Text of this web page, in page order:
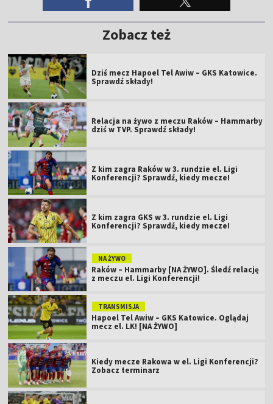
Zobacz też
Dziś mecz Hapoel Tel Awiw – GKS Katowice.
Sprawdź składy!
Relacja na żywo z meczu Raków – Hammarby
dziś w TVP. Sprawdź składy!
Z kim zagra Raków w 3. rundzie el. Ligi
Konferencji? Sprawdź, kiedy mecze!
Z kim zagra GKS w 3. rundzie el. Ligi
Konferencji? Sprawdź, kiedy mecze!
NA ŻYWO
Raków – Hammarby [NA ŻYWO]. Śledź relację
z meczu el. Ligi Konferencji!
TRANSMISJA
Hapoel Tel Awiw – GKS Katowice. Oglądaj
mecz el. LK! [NA ŻYWO]
Kiedy mecze Rakowa w el. Ligi Konferencji?
Zobacz terminarz